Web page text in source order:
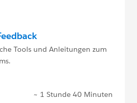
Tools und Anleitungen zum
hinzufügen~ 1 Stunde 40 Minuten